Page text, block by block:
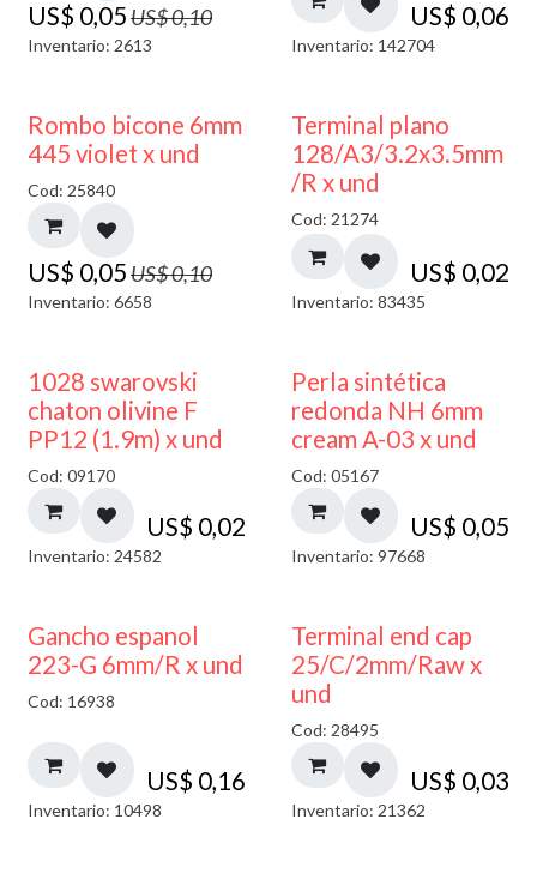
US$ 0,05US$0,10
Inventario: 2613
US$ 0,06
Inventario: 142704
50% DESCUENTO
Rombo bicone 6mm
445 violet x und
Cod: 25840
US$ 0,05US$0,10
Inventario: 6658
Terminal plano
128/A3/3.2x3.5mm
/R x und
Cod: 21274
US$ 0,02
Inventario: 83435
1028 swarovski
chaton olivine F
PP12 (1.9m) x und
Cod: 09170
US$ 0,02
Inventario: 24582
Perla sintética
redonda NH 6mm
cream A-03 x und
Cod: 05167
US$ 0,05
Inventario: 97668
Gancho espanol
223-G 6mm/R x und
Cod: 16938
US$ 0,16
Inventario: 10498
Terminal end cap
25/C/2mm/Raw x
und
Cod: 28495
US$ 0,03
Inventario: 21362